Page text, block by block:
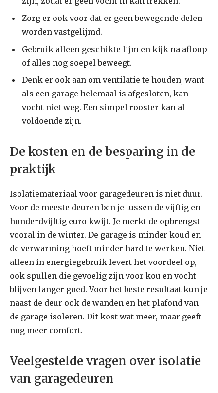
Zorg er ook voor dat er geen bewegende delen
worden vastgelijmd.
Gebruik alleen geschikte lijm en kijk na afloop
of alles nog soepel beweegt.
Denk er ook aan om ventilatie te houden, want
als een garage helemaal is afgesloten, kan
vocht niet weg. Een simpel rooster kan al
voldoende zijn.
De kosten en de besparing in de
praktijk
Isolatiemateriaal voor garagedeuren is niet duur.
Voor de meeste deuren ben je tussen de vijftig en
honderdvijftig euro kwijt. Je merkt de opbrengst
vooral in de winter. De garage is minder koud en
de verwarming hoeft minder hard te werken. Niet
alleen in energiegebruik levert het voordeel op,
ook spullen die gevoelig zijn voor kou en vocht
blijven langer goed. Voor het beste resultaat kun je
naast de deur ook de wanden en het plafond van
de garage isoleren. Dit kost wat meer, maar geeft
nog meer comfort.
Veelgestelde vragen over isolatie
van garagedeuren